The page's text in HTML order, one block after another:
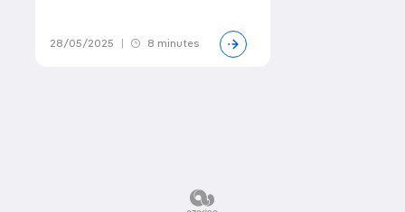
28/05/2025 8 minutes